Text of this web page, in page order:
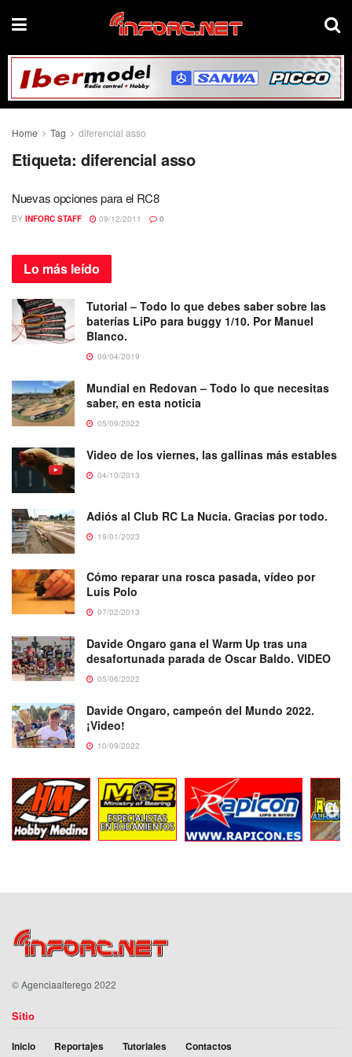
Home Tag diferencial asso
Etiqueta: diferencial asso
Nuevas opciones para el RC8
BY INFORC STAFF 09/12/2011 0
Lo más leído
Tutorial – Todo lo que debes saber sobre las
baterías LiPo para buggy 1/10. Por Manuel
Blanco.
09/04/2019
Mundial en Redovan – Todo lo que necesitas
saber, en esta noticia
05/09/2022
Video de los viernes, las gallinas más estables
04/10/2013
Adiós al Club RC La Nucia. Gracias por todo.
19/01/2023
Cómo reparar una rosca pasada, vídeo por
Luis Polo
07/02/2013
Davide Ongaro gana el Warm Up tras una
desafortunada parada de Oscar Baldo. VIDEO
05/06/2022
Davide Ongaro, campeón del Mundo 2022.
¡Video!
10/09/2022
©Agenciaalterego 2022
Sitio
Inicio Reportajes Tutoriales Contactos